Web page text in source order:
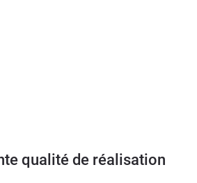
qualité de réalisation